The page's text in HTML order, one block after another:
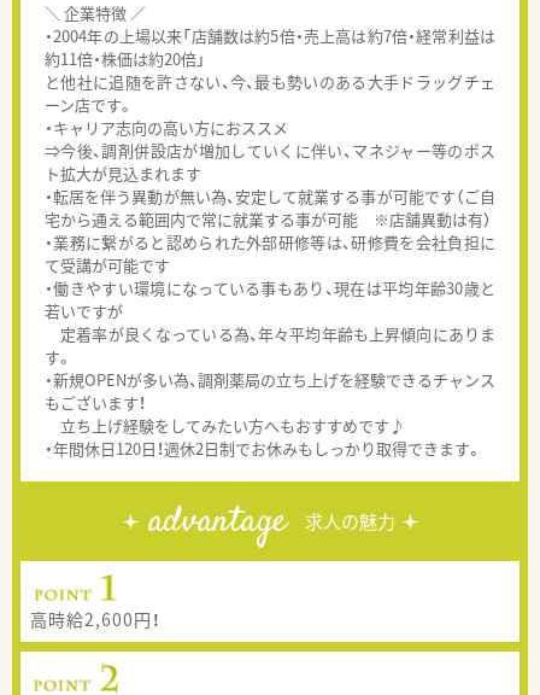
＼ 企業特徴 ／
・2004年の上場以来「店舗数は約5倍・売上高は約7倍・経常利益は
約11倍・株価は約20倍」
と他社に追随を許さない、今、最も勢いのある大手ドラッグチェ
ーン店です。
・キャリア志向の高い方におススメ
⇒今後、調剤併設店が増加していくに伴い、マネジャー等のポス
ト拡大が見込まれます
・転居を伴う異動が無い為、安定して就業する事が可能です（ご自
宅から通える範囲内で常に就業する事が可能 ※店舗異動は有）
・業務に繋がると認められた外部研修等は、研修費を会社負担に
て受講が可能です
・働きやすい環境になっている事もあり、現在は平均年齢30歳と
若いですが
定着率が良くなっている為、年々平均年齢も上昇傾向にありま
す。
・新規OPENが多い為、調剤薬局の立ち上げを経験できるチャンス
もございます！
立ち上げ経験をしてみたい方へもおすすめです♪
・年間休日120日！週休2日制でお休みもしっかり取得できます。
advantage 求人の魅力
高時給2,600円！